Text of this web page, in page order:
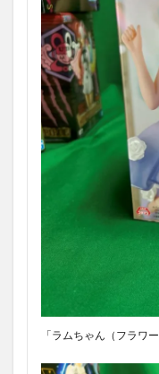
”ラムち
ゃん
（フラ
ワード
レ
ス）”フ
ィギュ
ア開封
まとめ
「ラムちゃん（フラワ